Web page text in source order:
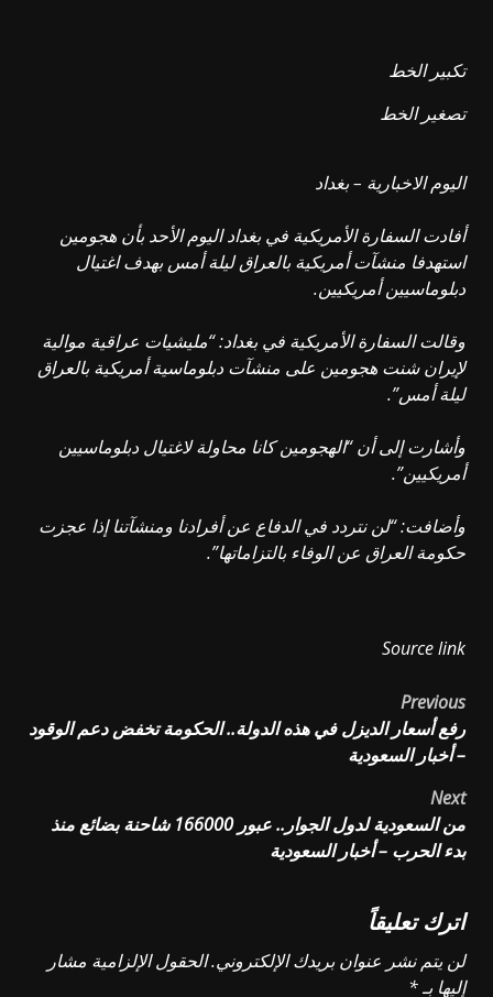
تكبير الخط
تصغير الخط
اليوم الاخبارية – بغداد
أفادت السفارة الأمريكية في بغداد اليوم الأحد بأن هجومين
استهدفا منشآت أمريكية بالعراق ليلة أمس بهدف اغتيال
دبلوماسيين أمريكيين.
وقالت السفارة الأمريكية في بغداد: “مليشيات عراقية موالية
لإيران شنت هجومين على منشآت دبلوماسية أمريكية بالعراق
ليلة أمس”.
وأشارت إلى أن “الهجومين كانا محاولة لاغتيال دبلوماسيين
أمريكيين”.
وأضافت: “لن نتردد في الدفاع عن أفرادنا ومنشآتنا إذا عجزت
حكومة العراق عن الوفاء بالتزاماتها”.
Source link
Post
navigation
Previous
رفع أسعار الديزل في هذه الدولة.. الحكومة تخفض دعم الوقود
– أخبار السعودية
Next
من السعودية لدول الجوار.. عبور 166000 شاحنة بضائع منذ
بدء الحرب – أخبار السعودية
اترك تعليقاً
لن يتم نشر عنوان بريدك الإلكتروني.الحقول الإلزامية مشار
إليها بـ*